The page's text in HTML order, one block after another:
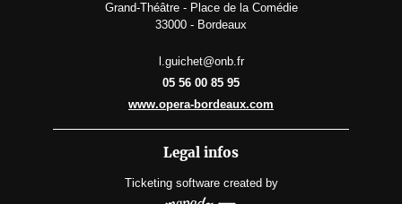
Grand-Théâtre - Place de la Comédie
33000 - Bordeaux
l.guichet@onb.fr
05 56 00 85 95
www.opera-bordeaux.com
Legal infos
Ticketing software created by